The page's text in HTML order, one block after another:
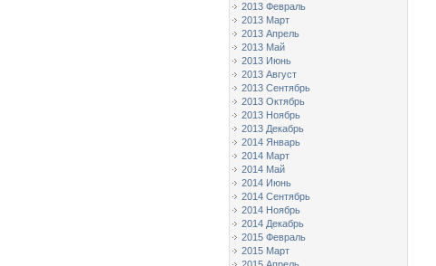
2013 Февраль
2013 Март
2013 Апрель
2013 Май
2013 Июнь
2013 Август
2013 Сентябрь
2013 Октябрь
2013 Ноябрь
2013 Декабрь
2014 Январь
2014 Март
2014 Май
2014 Июнь
2014 Сентябрь
2014 Ноябрь
2014 Декабрь
2015 Февраль
2015 Март